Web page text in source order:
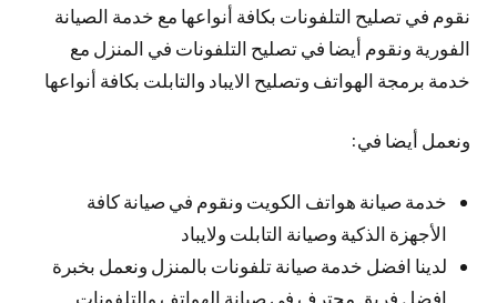
نقوم في تصليح التلفونات بكافة أنواعها مع خدمة الصيانة
الفورية ونقوم أيضا في تصليح التلفونات في المنزل مع
خدمة برمجة الهواتف وتصليح الايباد والتابلت بكافة أنواعها
ونعمل أيضا في:
خدمة صيانة هواتف الكويت ونقوم في صيانة كافة
الأجهزة الذكية وصيانة التابلت ولايباد
لدينا افضل خدمة صيانة تلفونات بالمنزل ونعمل بخبرة
افضل فريق محترف في صيانة الهواتف والتلفونات